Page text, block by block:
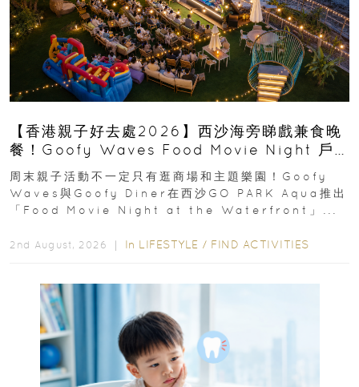
【香港親子好去處2026】西沙海旁睇戲兼食晚
餐！Goofy Waves Food Movie Night 戶
外影院逢週末登場
周末親子活動不一定只有逛商場和主題樂園！Goofy
Waves與Goofy Diner在西沙GO PARK Aqua推出
「Food Movie Night at the Waterfront」...
2nd August, 2026 ｜ In LIFESTYLE / FIND ACTIVITIES